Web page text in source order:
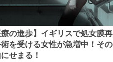
療の進歩】イギリスで処女膜再
を受ける女性が急増中！その
せまる！